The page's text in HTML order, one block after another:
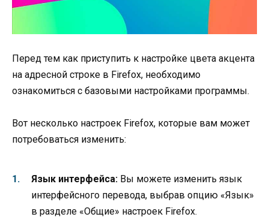
Перед тем как приступить к настройке цвета акцента
на адресной строке в Firefox, необходимо
ознакомиться с базовыми настройками программы.
Вот несколько настроек Firefox, которые вам может
потребоваться изменить:
Язык интерфейса: Вы можете изменить язык
интерфейсного перевода, выбрав опцию «Язык»
в разделе «Общие» настроек Firefox.